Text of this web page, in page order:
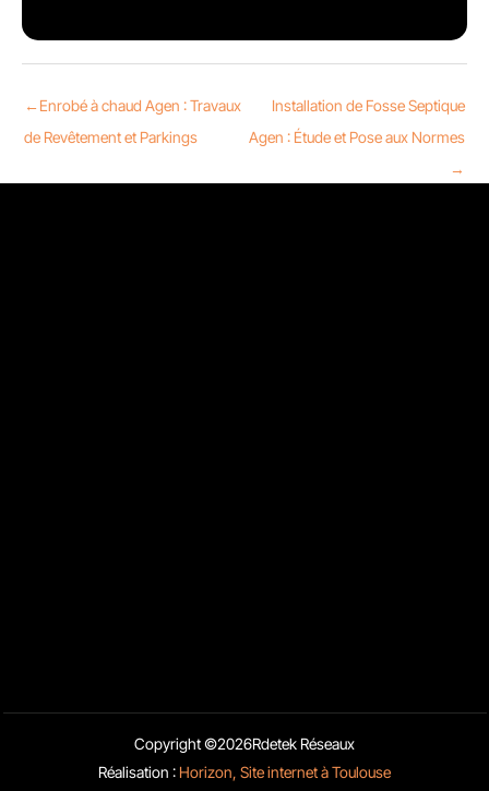
←Enrobé à chaud Agen : Travaux
de Revêtement et Parkings
Installation de Fosse Septique
Agen : Étude et Pose aux Normes
→
Mentions Légales
Charte d’utilisation des données
Copyright ©2026Rdetek Réseaux
Réalisation : Horizon, Site internet à Toulouse
Appelez-nous
Obtenir un devis